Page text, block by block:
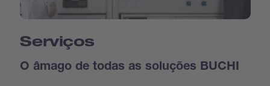
Serviços
O âmago de todas as soluções BUCHI